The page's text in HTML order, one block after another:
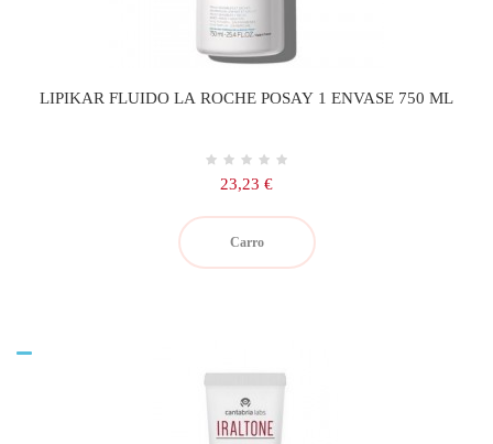
LIPIKAR FLUIDO LA ROCHE POSAY 1 ENVASE 750 ML
Precio
23,23 €
Carro